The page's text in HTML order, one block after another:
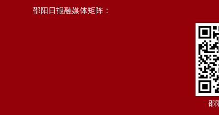
邵阳日报融媒体矩阵：
邵